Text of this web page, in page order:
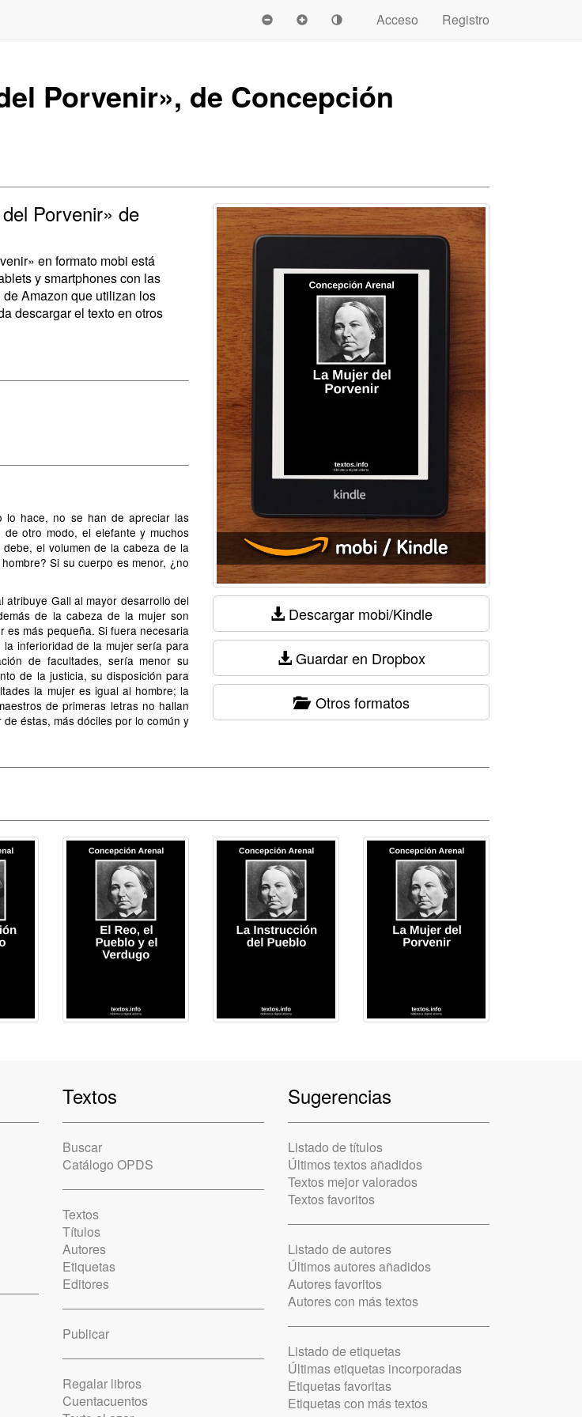
Acceso
Registro
Porvenir», de Concepción
Porvenir» de
en formato mobi está
y smartphones con las
Amazon que utilizan los
descargar el texto en otros
lo hace, no se han de apreciar las
otro modo, el elefante y muchos
el volumen de la cabeza de la
Si su cuerpo es menor, ¿no
atribuye Gall al mayor desarrollo del
de la cabeza de la mujer son
es más pequeña. Si fuera necesaria
inferioridad de la mujer sería para
de facultades, sería menor su
de la justicia, su disposición para
la mujer es igual al hombre; la
de primeras letras no hallan
éstas, más dóciles por lo común y
Descargar mobi/Kindle
Guardar en Dropbox
Otros formatos
Textos
Buscar
Catálogo OPDS
Textos
Títulos
Autores
Etiquetas
Editores
Publicar
Regalar libros
Cuentacuentos
Sugerencias
Listado de títulos
Últimos textos añadidos
Textos mejor valorados
Textos favoritos
Listado de autores
Últimos autores añadidos
Autores favoritos
Autores con más textos
Listado de etiquetas
Últimas etiquetas incorporadas
Etiquetas favoritas
Etiquetas con más textos